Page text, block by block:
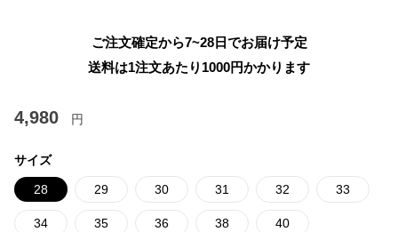
ご注文確定から7~28日でお届け予定
送料は1注文あたり 1000円かかります
4,980 円
サイズ
28 29 30 31 32 33
34 35 36 38 40